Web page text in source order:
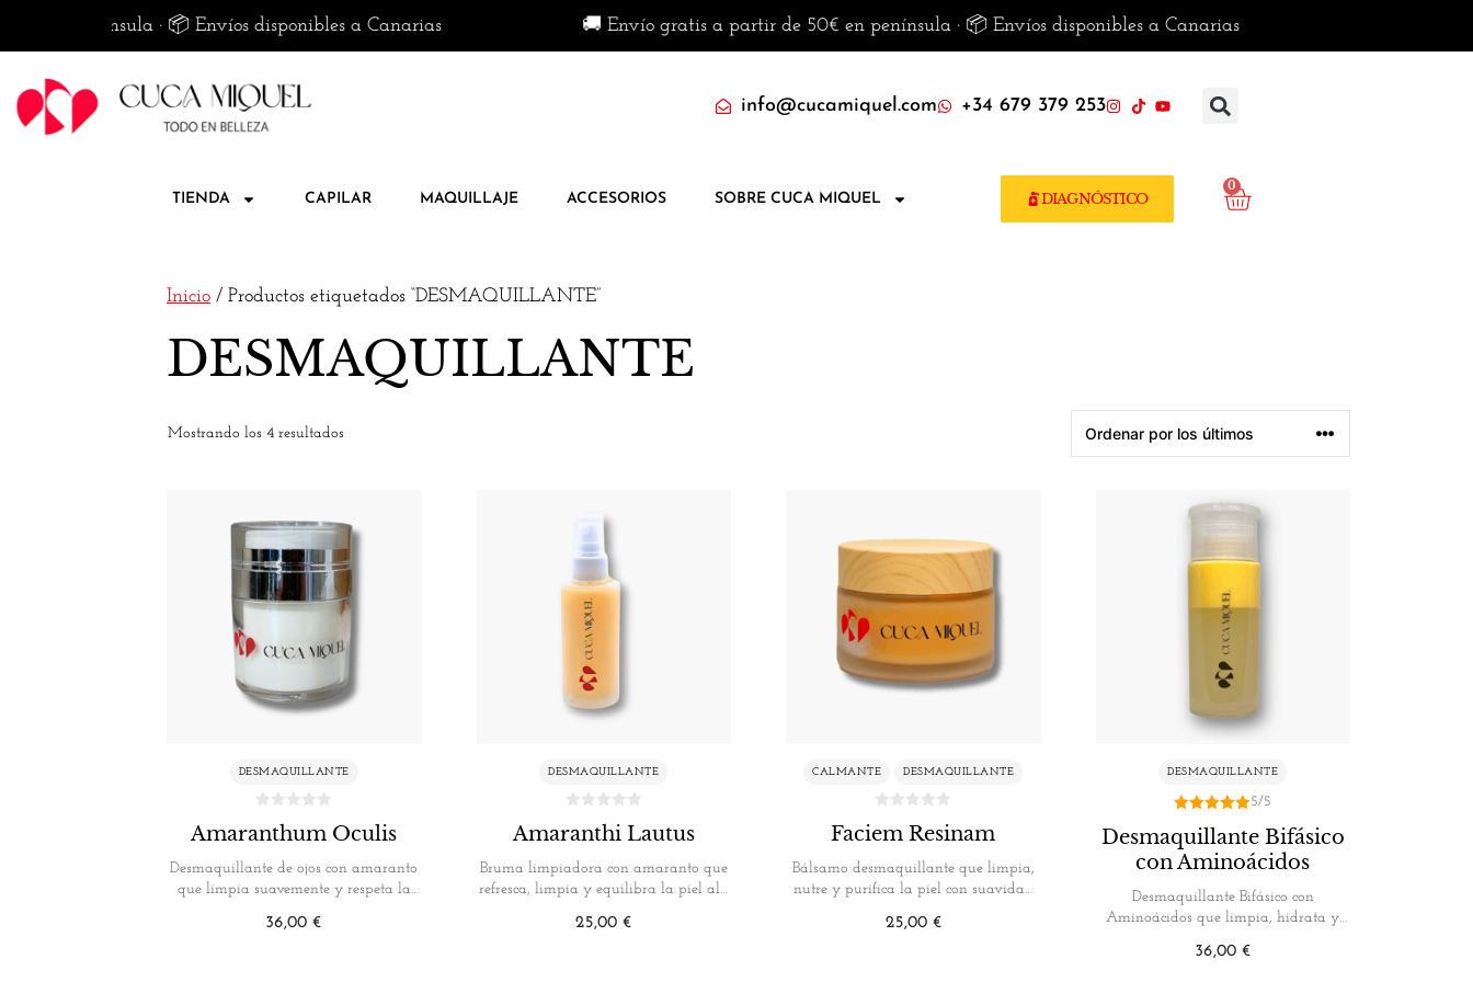
en península · 📦 Envíos disponibles a Canarias 🚚 Envío gratis a partir de 50€ en península · 📦 Envíos disponibles a Canarias
info@cucamiquel.com +34 679 379 253
TIENDA CAPILAR MAQUILLAJE ACCESORIOS SOBRE CUCA MIQUEL DIAGNÓSTICO
0
Inicio / Productos etiquetados “DESMAQUILLANTE”
DESMAQUILLANTE
Mostrando los 4 resultados
DESMAQUILLANTE
Amaranthum Oculis
Desmaquillante de ojos con amaranto
que limpia suavemente y respeta la
36,00€
DESMAQUILLANTE
Amaranthi Lautus
Bruma limpiadora con amaranto que
refresca, limpia y equilibra la piel al…
25,00€
CALMANTE DESMAQUILLANTE
Faciem Resinam
Bálsamo desmaquillante que limpia,
nutre y purifica la piel con suavidad
25,00 €
DESMAQUILLANTE
5.00
de 5
5/5
Desmaquillante Bifásico
con Aminoácidos
Desmaquillante Bifásico con
Aminoácidos que limpia, hidrata y
36,00 €